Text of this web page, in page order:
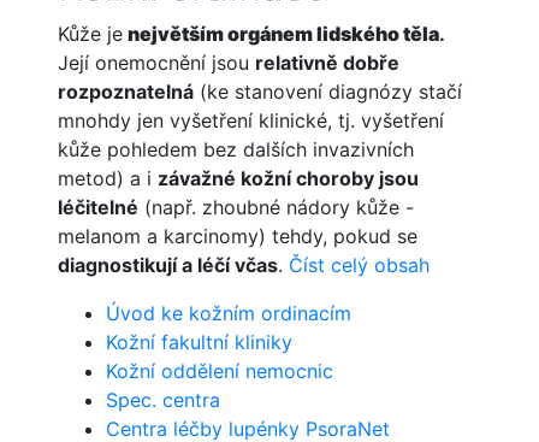
Kůže je největším orgánem lidského těla.
Její onemocnění jsou relativně dobře
rozpoznatelná (ke stanovení diagnózy stačí
mnohdy jen vyšetření klinické, tj. vyšetření
kůže pohledem bez dalších invazivních
metod) a i závažné kožní choroby jsou
léčitelné (např. zhoubné nádory kůže -
melanom a karcinomy) tehdy, pokud se
diagnostikují a léčí včas. Číst celý obsah
Úvod ke kožním ordinacím
Kožní fakultní kliniky
Kožní oddělení nemocnic
Spec. centra
Centra léčby lupénky PsoraNet